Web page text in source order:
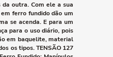
outra. Com ele a sua
ferro fundido dão um
se acenda. E para um
para o uso diário, pois
em baquelite, material
os tipos. TENSÃO 127